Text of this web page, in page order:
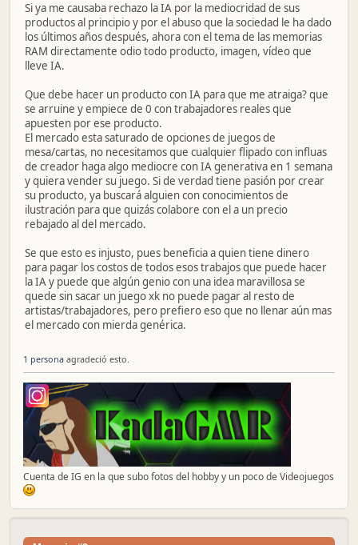
Si ya me causaba rechazo la IA por la mediocridad de sus
productos al principio y por el abuso que la sociedad le ha dado
los últimos años después, ahora con el tema de las memorias
RAM directamente odio todo producto, imagen, vídeo que
lleve IA.
Que debe hacer un producto con IA para que me atraiga? que
se arruine y empiece de 0 con trabajadores reales que
apuesten por ese producto.
El mercado esta saturado de opciones de juegos de
mesa/cartas, no necesitamos que cualquier flipado con influas
de creador haga algo mediocre con IA generativa en 1 semana
y quiera vender su juego. Si de verdad tiene pasión por crear
su producto, ya buscará alguien con conocimientos de
ilustración para que quizás colabore con el a un precio
rebajado al del mercado.
Se que esto es injusto, pues beneficia a quien tiene dinero
para pagar los costos de todos esos trabajos que puede hacer
la IA y puede que algún genio con una idea maravillosa se
quede sin sacar un juego xk no puede pagar al resto de
artistas/trabajadores, pero prefiero eso que no llenar aún mas
el mercado con mierda genérica.
1 persona agradeció esto.
Cuenta de IG en la que subo fotos del hobby y un poco de Videojuegos